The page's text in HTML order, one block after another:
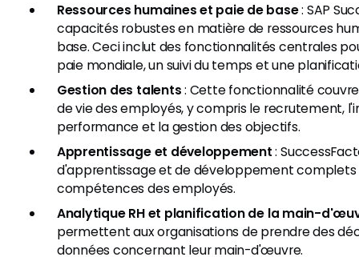
Ressources humaines et paie de base: SAP
capacités robustes en matière de ressources
base. Ceci inclut des fonctionnalités centrales
paie mondiale, un suivi du temps et une
Gestion des talents: Cette fonctionnalité
de vie des employés, y compris le recrutement,
performance et la gestion des objectifs.
Apprentissage et développement:
d'apprentissage et de développement complets
compétences des employés.
Analytique RH et planification de la main-
permettent aux organisations de prendre des
données concernant leur main-d'œuvre.